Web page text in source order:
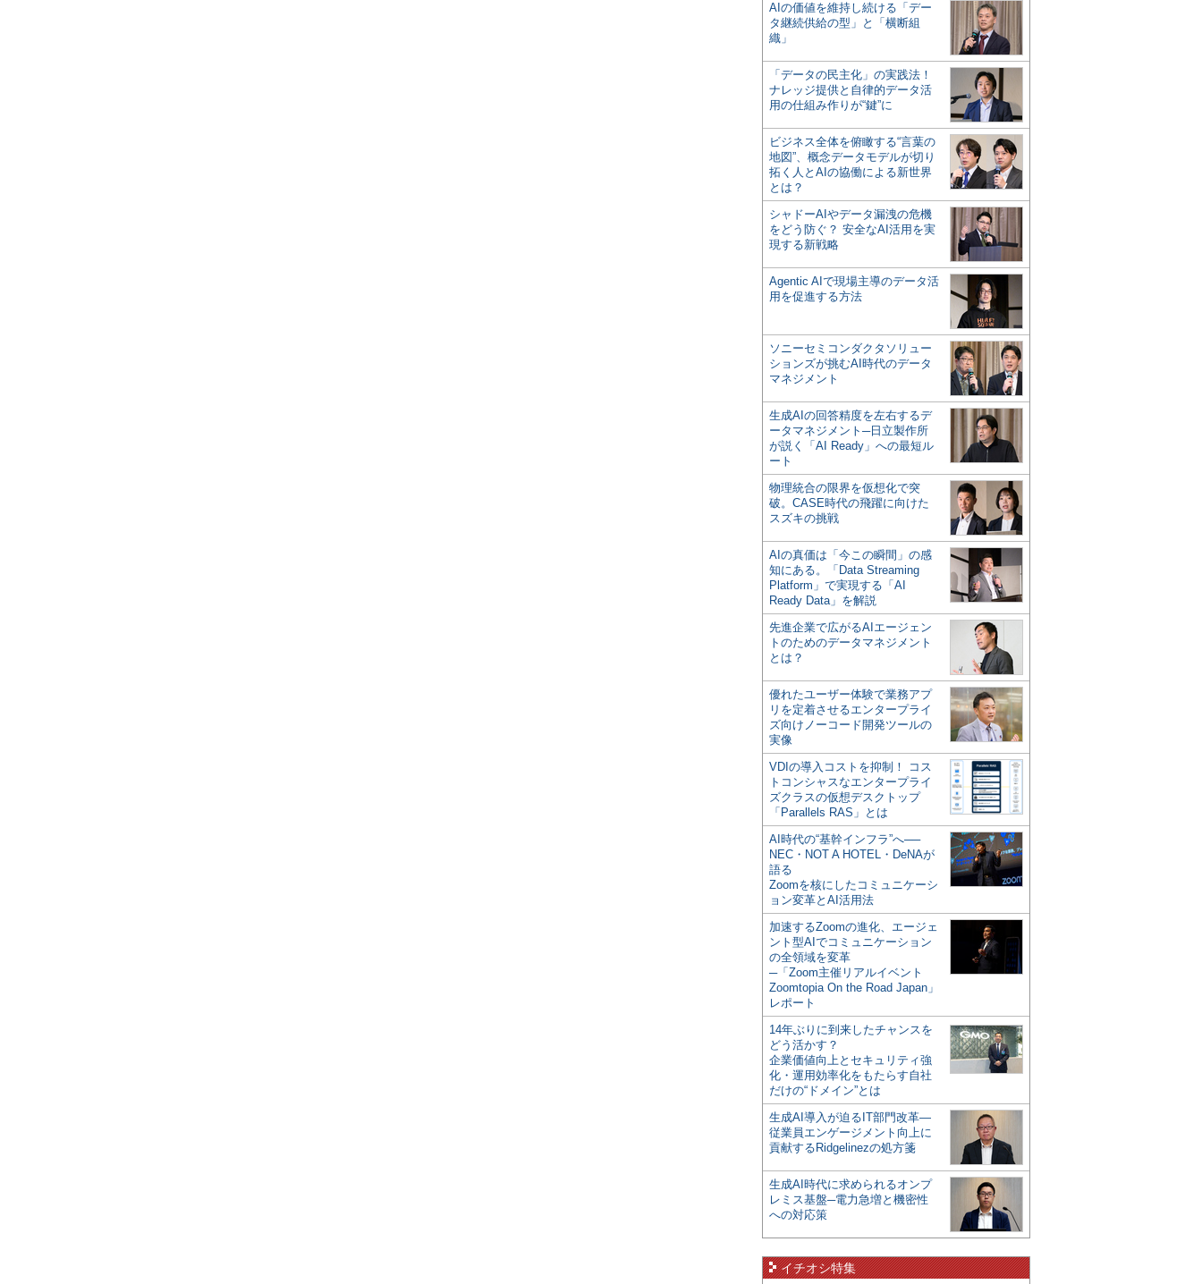
AIの価値を維持し続ける「デー
タ継続供給の型」と「横断組
織」
「データの民主化」の実践法！
ナレッジ提供と自律的データ活
用の仕組み作りが“鍵”に
ビジネス全体を俯瞰する“言葉の
地図”、概念データモデルが切り
拓く人とAIの協働による新世界
とは？
シャドーAIやデータ漏洩の危機
をどう防ぐ？ 安全なAI活用を実
現する新戦略
Agentic AIで現場主導のデータ活
用を促進する方法
ソニーセミコンダクタソリュー
ションズが挑むAI時代のデータ
マネジメント
生成AIの回答精度を左右するデ
ータマネジメント─日立製作所
が説く「AI Ready」への最短ル
ート
物理統合の限界を仮想化で突
破。CASE時代の飛躍に向けた
スズキの挑戦
AIの真価は「今この瞬間」の感
知にある。「Data Streaming
Platform」で実現する「AI
Ready Data」を解説
先進企業で広がるAIエージェン
トのためのデータマネジメント
とは？
優れたユーザー体験で業務アプ
リを定着させるエンタープライ
ズ向けノーコード開発ツールの
実像
VDIの導入コストを抑制！ コス
トコンシャスなエンタープライ
ズクラスの仮想デスクトップ
「Parallels RAS」とは
AI時代の“基幹インフラ”へ──
NEC・NOT A HOTEL・DeNAが
語る
Zoomを核にしたコミュニケーシ
ョン変革とAI活用法
加速するZoomの進化、エージェ
ント型AIでコミュニケーション
の全領域を変革
─「Zoom主催リアルイベント
Zoomtopia On the Road Japan」
レポート
14年ぶりに到来したチャンスを
どう活かす？
企業価値向上とセキュリティ強
化・運用効率化をもたらす自社
だけの“ドメイン”とは
生成AI導入が迫るIT部門改革―
従業員エンゲージメント向上に
貢献するRidgelinezの処方箋
生成AI時代に求められるオンプ
レミス基盤─電力急増と機密性
への対応策
イチオシ特集